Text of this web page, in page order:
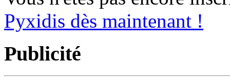
Pyxidis dès maintenant !
Publicité